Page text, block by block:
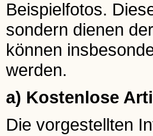
Beispielfotos.
sondern dienen
können
werden.
a) Kostenlose
Die vorgestellten